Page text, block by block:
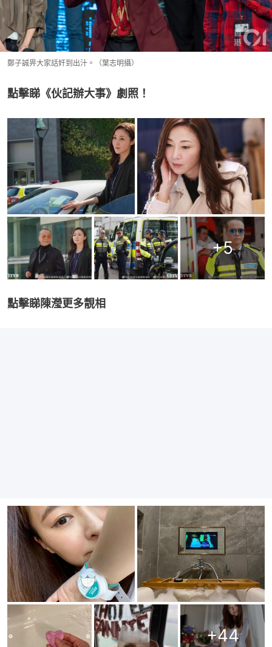
鄭子誠畀大家話奸到出汁。（葉志明攝）
點擊睇《伙記辦大事》劇照！
+5
點擊睇陳瀅更多靚相
+44